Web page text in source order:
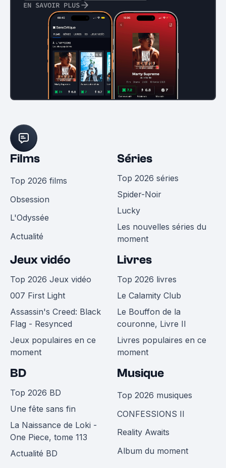
EN SAVOIR PLUS
Films
Top 2026 films
Obsession
L'Odyssée
Actualité
Séries
Top 2026 séries
Spider-Noir
Lucky
Les nouvelles séries du
moment
Jeux vidéo
Top 2026 Jeux vidéo
007 First Light
Assassin's Creed: Black
Flag - Resynced
Jeux populaires en ce
moment
Livres
Top 2026 livres
Le Calamity Club
Le Bouffon de la
couronne, Livre II
Livres populaires en ce
moment
BD
Top 2026 BD
Une fête sans fin
La Naissance de Loki -
One Piece, tome 113
Actualité BD
Musique
Top 2026 musiques
CONFESSIONS II
Reality Awaits
Album du moment